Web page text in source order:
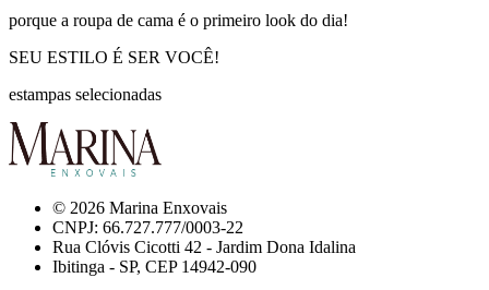
porque a roupa de cama é o primeiro look do dia!
SEU ESTILO É SER VOCÊ!
estampas selecionadas
© 2026 Marina Enxovais
CNPJ: 66.727.777/0003-22
Rua Clóvis Cicotti 42 - Jardim Dona Idalina
Ibitinga - SP, CEP 14942-090